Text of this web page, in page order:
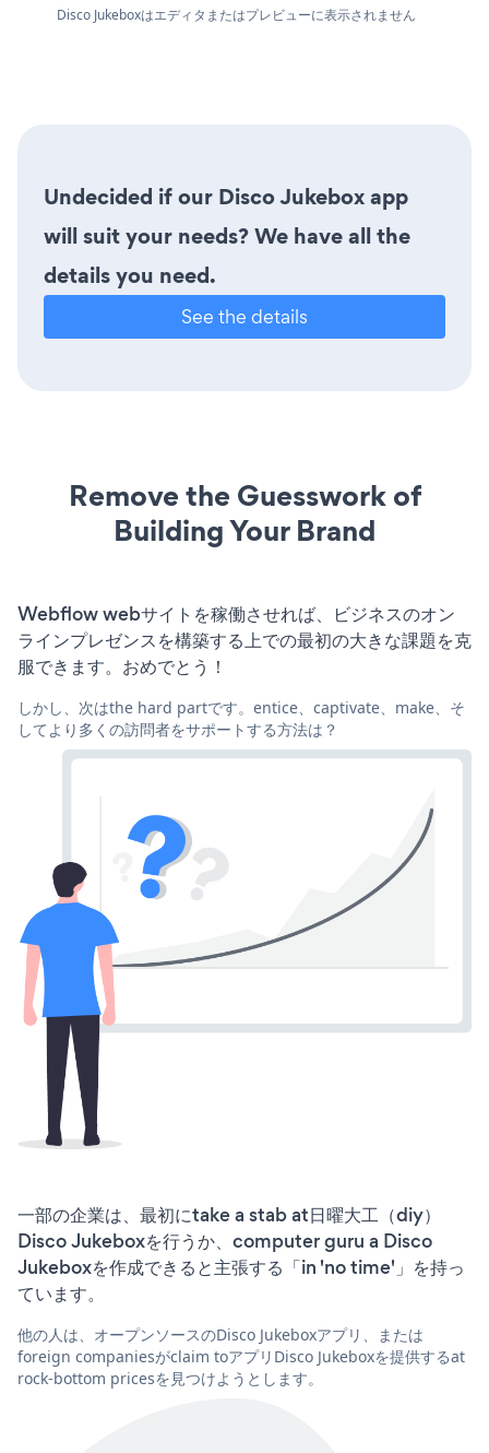
Disco Jukeboxはエディタまたはプレビューに表示されません
Undecided if our Disco Jukebox app
will suit your needs? We have all the
details you need.
See the details
Remove the Guesswork of
Building Your Brand
Webflow webサイトを稼働させれば、ビジネスのオン
ラインプレゼンスを構築する上での最初の大きな課題を克
服できます。おめでとう！
しかし、次はthe hard partです。entice、captivate、make、そ
してより多くの訪問者をサポートする方法は？
一部の企業は、最初にtake a stab at日曜大工（diy）
Disco Jukeboxを行うか、computer guru a Disco
Jukeboxを作成できると主張する「in 'no time'」を持っ
ています。
他の人は、オープンソースのDisco Jukeboxアプリ、または
foreign companiesがclaim toアプリDisco Jukeboxを提供するat
rock-bottom pricesを見つけようとします。